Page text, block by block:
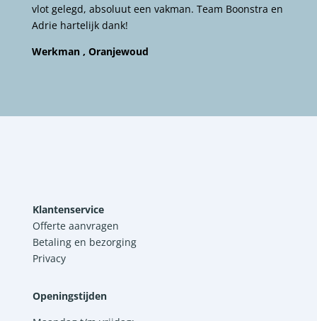
vlot gelegd, absoluut een vakman. Team Boonstra en
Adrie hartelijk dank!
Werkman , Oranjewoud
Klantenservice
Offerte aanvragen
Betaling en bezorging
Privacy
Openingstijden